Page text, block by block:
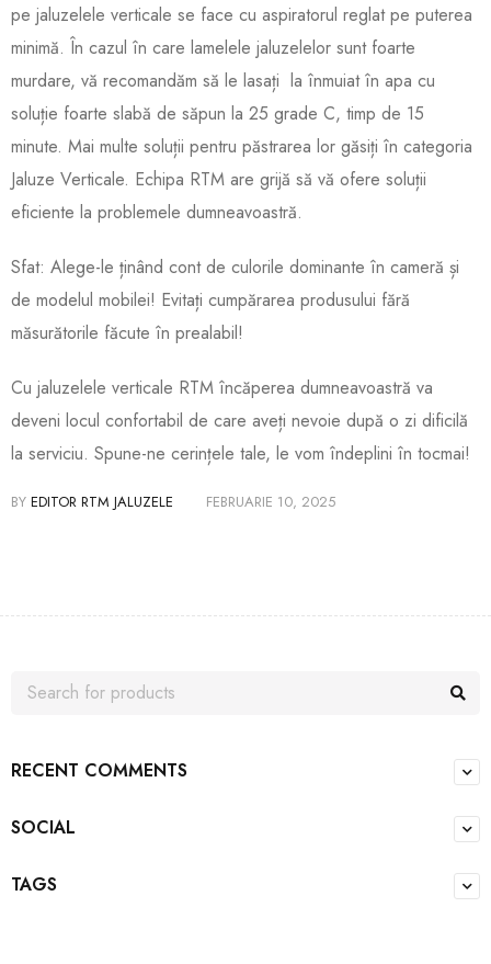
pe jaluzelele verticale se face cu aspiratorul reglat pe puterea
minimă. În cazul în care lamelele jaluzelelor sunt foarte
murdare, vă recomandăm să le lasați la înmuiat în apa cu
soluție foarte slabă de săpun la 25 grade C, timp de 15
minute. Mai multe soluții pentru păstrarea lor găsiți în categoria
Jaluze Verticale. Echipa RTM are grijă să vă ofere soluții
eficiente la problemele dumneavoastră.
Sfat: Alege-le ținând cont de culorile dominante în cameră și
de modelul mobilei! Evitați cumpărarea produsului fără
măsurătorile făcute în prealabil!
Cu jaluzelele verticale RTM încăperea dumneavoastră va
deveni locul confortabil de care aveți nevoie după o zi dificilă
la serviciu. Spune-ne cerințele tale, le vom îndeplini în tocmai!
BY EDITOR RTM JALUZELE FEBRUARIE 10, 2025
RECENT COMMENTS
SOCIAL
TAGS